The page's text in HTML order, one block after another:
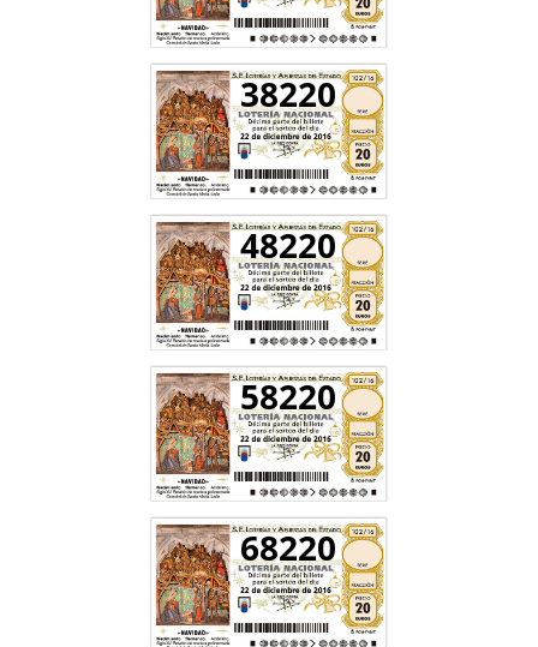
38220
48220
58220
68220